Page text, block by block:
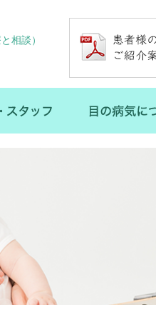
相談）
て 院長・スタッフ